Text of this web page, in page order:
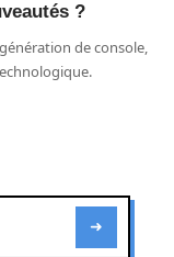
?
de console,